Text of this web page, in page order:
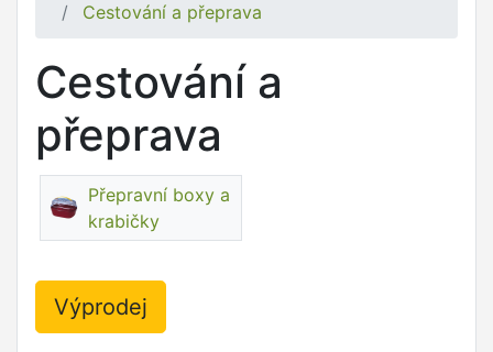
Cestování a přeprava
Cestování a
přeprava
Přepravní boxy a
krabičky
Výprodej